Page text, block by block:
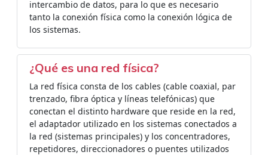
intercambio de datos, para lo que es necesario
tanto la conexión física como la conexión lógica de
los sistemas.
¿Qué es una red física?
La red física consta de los cables (cable coaxial, par
trenzado, fibra óptica y líneas telefónicas) que
conectan el distinto hardware que reside en la red,
el adaptador utilizado en los sistemas conectados a
la red (sistemas principales) y los concentradores,
repetidores, direccionadores o puentes utilizados